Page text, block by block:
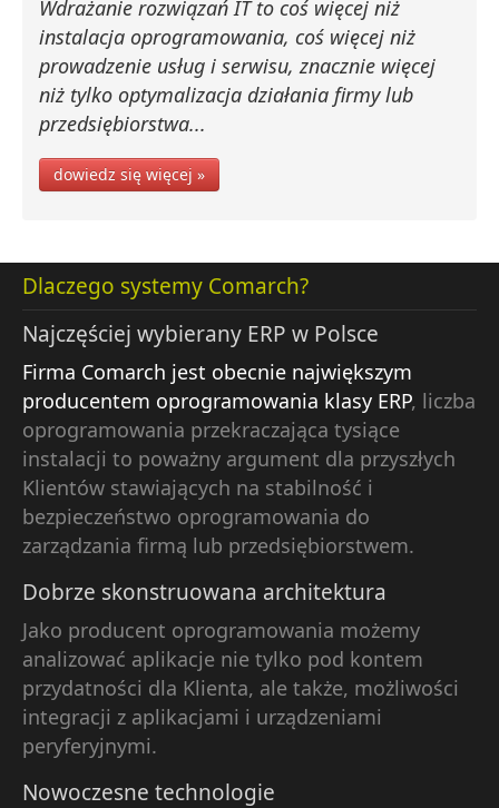
Wdrażanie rozwiązań IT to coś więcej niż
instalacja oprogramowania, coś więcej niż
prowadzenie usług i serwisu, znacznie więcej
niż tylko optymalizacja działania firmy lub
przedsiębiorstwa...
dowiedz się więcej »
Dlaczego systemy Comarch?
Najczęściej wybierany ERP w Polsce
Firma Comarch jest obecnie największym
producentem oprogramowania klasy ERP, liczba
oprogramowania przekraczająca tysiące
instalacji to poważny argument dla przyszłych
Klientów stawiających na stabilność i
bezpieczeństwo oprogramowania do
zarządzania firmą lub przedsiębiorstwem.
Dobrze skonstruowana architektura
Jako producent oprogramowania możemy
analizować aplikacje nie tylko pod kontem
przydatności dla Klienta, ale także, możliwości
integracji z aplikacjami i urządzeniami
peryferyjnymi.
Nowoczesne technologie